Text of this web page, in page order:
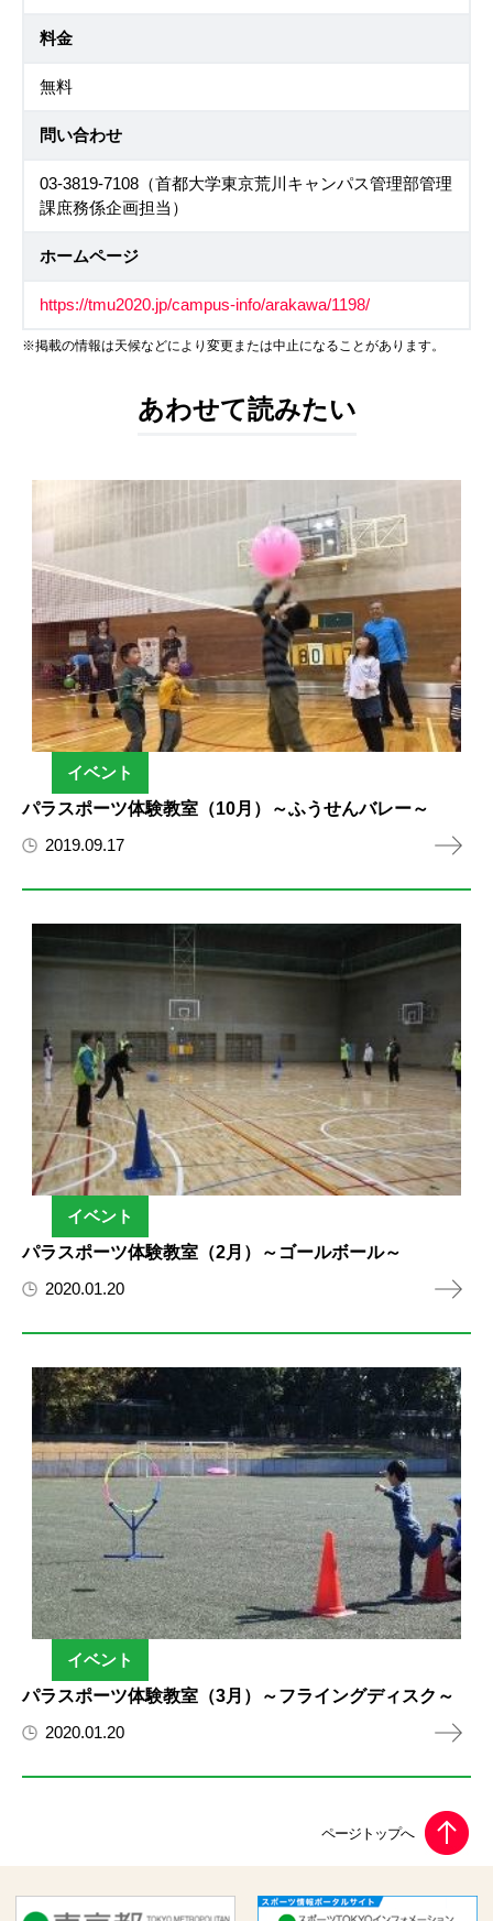
料金
無料
問い合わせ
03-3819-7108（首都大学東京荒川キャンパス管理部管理
課庶務係企画担当）
ホームページ
https://tmu2020.jp/campus-info/arakawa/1198/
※掲載の情報は天候などにより変更または中止になることがあります。
あわせて読みたい
イベント
パラスポーツ体験教室（10月）～ふうせんバレー～
2019.09.17
イベント
パラスポーツ体験教室（2月）～ゴールボール～
2020.01.20
イベント
パラスポーツ体験教室（3月）～フライングディスク～
2020.01.20